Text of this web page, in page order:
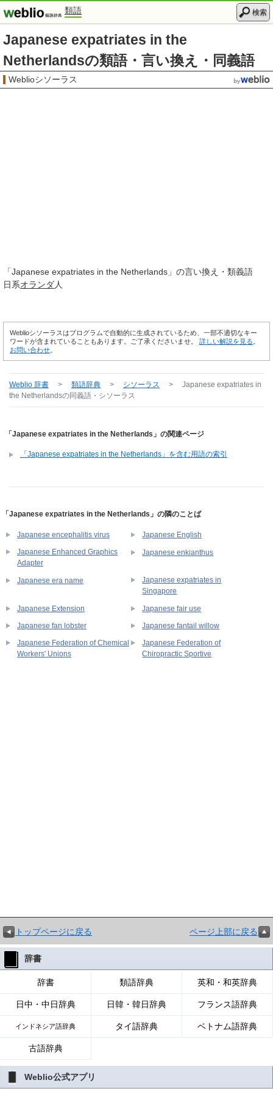
類語 検索
Japanese expatriates in the
Netherlandsの類語・言い換え・同義語
Weblioシソーラス
「Japanese expatriates in the Netherlands 」の言い換え・類義語
日系オランダ人
Weblioシソーラスはプログラムで自動的に生成されているため、一部不適切なキー
ワードが含まれていることもあります。ご了承くださいませ。 詳しい解説を見る
お問い合わせ
Weblio 辞書 > 類語辞典 > シソーラス >
Japanese expatriates in
the Netherlandsの同義語・シソーラス
「Japanese expatriates in the Netherlands」の関連ページ
「Japanese expatriates in the Netherlands」を含む用語の索引
「Japanese expatriates in the Netherlands」の隣のことば
Japanese encephalitis virus
Japanese English
Japanese Enhanced Graphics
Adapter
Japanese enkianthus
Japanese era name
Japanese expatriates in
Singapore
Japanese Extension Japanese fair use
Japanese fan lobster
Japanese fantail willow
Japanese Federation of Chemical
Workers' Unions
Japanese Federation of
Chiropractic Sportive
トップページに戻る ページ上部に戻る
辞書
辞書 類語辞典 英和・和英辞典
日中・中日辞典 日韓・韓日辞典 フランス語辞典
インドネシア語辞典 タイ語辞典 ベトナム語辞典
古語辞典
Weblio公式アプリ